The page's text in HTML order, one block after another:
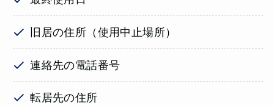
旧居の住所（使用中止場所）
連絡先の電話番号
転居先の住所